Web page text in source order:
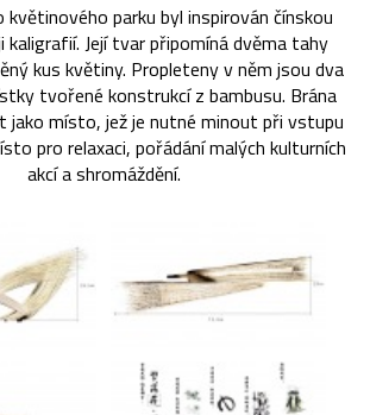
květinového parku byl inspirován čínskou
kaligrafií. Její tvar připomíná dvěma tahy
kus květiny. Propleteny v něm jsou dva
tvořené konstrukcí z bambusu. Brána
jako místo, jež je nutné minout při vstupu
pro relaxaci, pořádání malých kulturních
akcí a shromáždění.